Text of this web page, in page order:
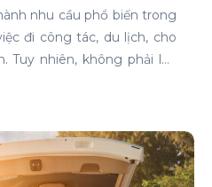
nhu cầu phổ biến trong
đi công tác, du lịch, cho
Tuy nhiên, không phải lúc
và những lưu ý để thuê xe
tiết kiệm.